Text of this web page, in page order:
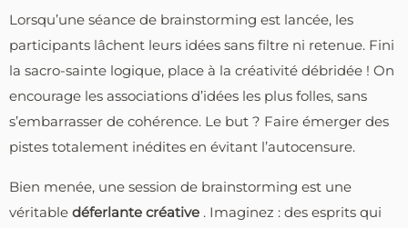
Lorsqu’une séance de brainstorming est lancée, les
participants lâchent leurs idées sans filtre ni retenue. Fini
la sacro-sainte logique, place à la créativité débridée ! On
encourage les associations d’idées les plus folles, sans
s’embarrasser de cohérence. Le but ? Faire émerger des
pistes totalement inédites en évitant l’autocensure.
Bien menée, une session de brainstorming est une
véritable déferlante créative . Imaginez : des esprits qui